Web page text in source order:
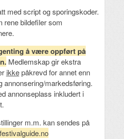
med script og sporingskoder.
rene bildefiler som
å være oppført på
Medlemskap gir ekstra
ikkepåkrevd for annet enn
annonsering/markedsføring.
annonseplass inkludert i
m.m. kan sendes på